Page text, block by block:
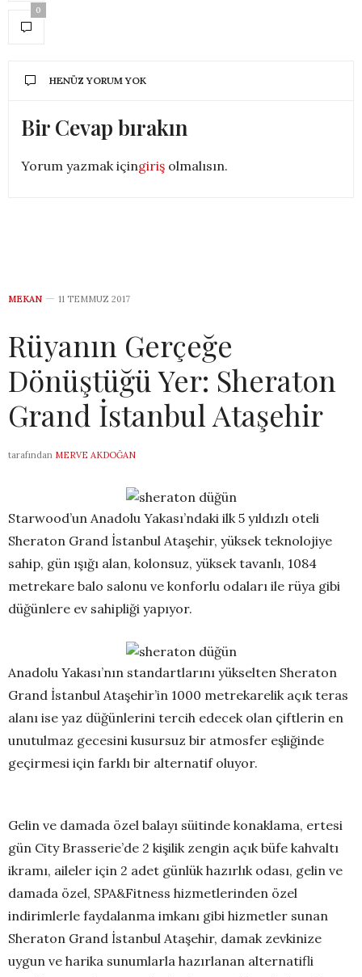
0
HENÜZ YORUM YOK
Bir Cevap bırakın
Yorum yazmak içingiriş olmalısın.
MEKAN 11 TEMMUZ 2017
Rüyanın Gerçeğe
Dönüştüğü Yer: Sheraton
Grand İstanbul Ataşehir
tarafından MERVE AKDOĞAN
Starwood’un Anadolu Yakası’ndaki ilk 5 yıldızlı oteli
Sheraton Grand İstanbul Ataşehir, yüksek teknolojiye
sahip, gün ışığı alan, kolonsuz, yüksek tavanlı, 1084
metrekare balo salonu ve konforlu odaları ile rüya gibi
düğünlere ev sahipliği yapıyor.
Anadolu Yakası’nın standartlarını yükselten Sheraton
Grand İstanbul Ataşehir’in 1000 metrekarelik açık teras
alanı ise yaz düğünlerini tercih edecek olan çiftlerin en
unutulmaz gecesini kusursuz bir atmosfer eşliğinde
geçirmesi için farklı bir alternatif oluyor.
Gelin ve damada özel balayı süitinde konaklama, ertesi
gün City Brasserie’de 2 kişilik zengin açık büfe kahvaltı
ikramı, aileler için 2 adet günlük hazırlık odası, gelin ve
damada özel, SPA&Fitness hizmetlerinden özel
indirimlerle faydalanma imkanı gibi hizmetler sunan
Sheraton Grand İstanbul Ataşehir, damak zevkinize
uygun ve harika sunumlarla hazırlanan alternatifli